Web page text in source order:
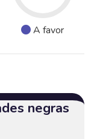
A favor
negras